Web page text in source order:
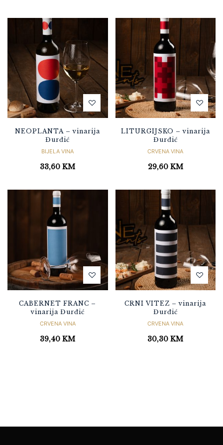
NEOPLANTA – vinarija
Đurđić
BIJELA VINA
33,60KM
LITURGIJSKO – vinarija
Đurđić
CRVENA VINA
29,60 KM
CABERNET FRANC –
vinarija Đurđić
CRVENA VINA
39,40KM
CRNI VITEZ – vinarija
Đurđić
CRVENA VINA
30,30KM